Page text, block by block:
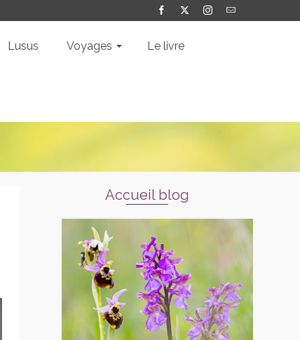
Lusus Voyages Le livre
Accueil blog